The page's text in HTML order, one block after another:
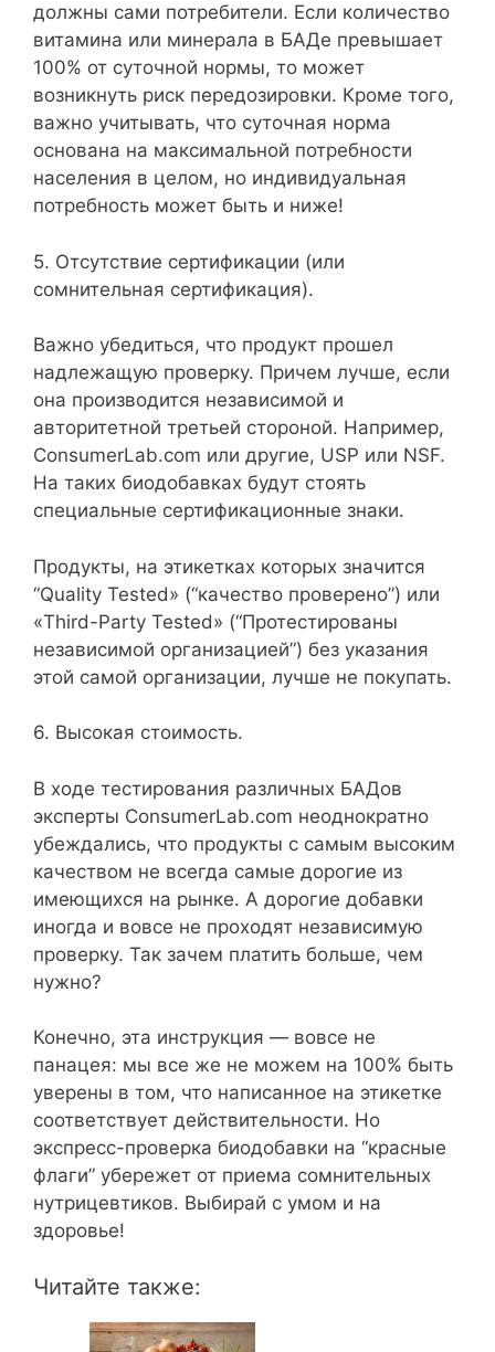
должны сами потребители. Если количество
витамина или минерала в БАДе превышает
100% от суточной нормы, то может
возникнуть риск передозировки. Кроме того,
важно учитывать, что суточная норма
основана на максимальной потребности
населения в целом, но индивидуальная
потребность может быть и ниже!
5. Отсутствие сертификации (или
сомнительная сертификация).
Важно убедиться, что продукт прошел
надлежащую проверку. Причем лучше, если
она производится независимой и
авторитетной третьей стороной. Например,
ConsumerLab.com или другие, USP или NSF.
На таких биодобавках будут стоять
специальные сертификационные знаки.
Продукты, на этикетках которых значится
“Quality Tested» (“качество проверено”) или
«Third-Party Tested» (“Протестированы
независимой организацией”) без указания
этой самой организации, лучше не покупать.
6. Высокая стоимость.
В ходе тестирования различных БАДов
эксперты ConsumerLab.com неоднократно
убеждались, что продукты с самым высоким
качеством не всегда самые дорогие из
имеющихся на рынке. А дорогие добавки
иногда и вовсе не проходят независимую
проверку. Так зачем платить больше, чем
нужно?
Конечно, эта инструкция — вовсе не
панацея: мы все же не можем на 100% быть
уверены в том, что написанное на этикетке
соответствует действительности. Но
экспресс-проверка биодобавки на “красные
флаги” убережет от приема сомнительных
нутрицевтиков. Выбирай с умом и на
здоровье!
Читайте также: